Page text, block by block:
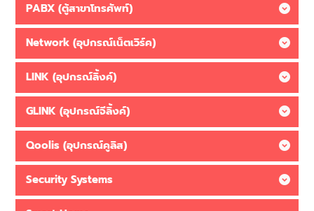
PABX (ตู้สาขาโทรศัพท์)
Network (อุปกรณ์เน็ตเวิร์ค)
LINK (อุปกรณ์ลิ้งค์)
GLINK (อุปกรณ์จีลิ้งค์)
Qoolis (อุปกรณ์คูลิส)
Security Systems